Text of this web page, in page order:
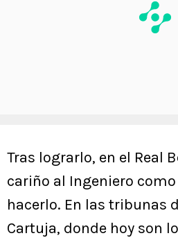
Tras lograrlo, en el Real
cariño al Ingeniero
hacerlo. En las tribunas
Cartuja, donde hoy son